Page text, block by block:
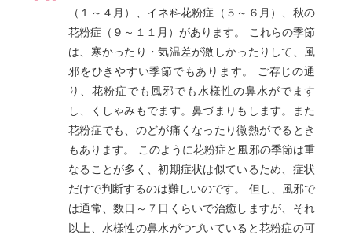
（１～４月）、イネ科花粉症（５～６月）、秋の
花粉症（９～１１月）があります。 これらの季節
は、寒かったり・気温差が激しかったりして、風
邪をひきやすい季節でもあります。 ご存じの通
り、花粉症でも風邪でも水様性の鼻水がでます
し、くしゃみもでます。鼻づまりもします。また
花粉症でも、のどが痛くなったり微熱がでるとき
もあります。 このように花粉症と風邪の季節は重
なることが多く、初期症状は似ているため、症状
だけで判断するのは難しいのです。 但し、風邪で
は通常、数日～７日くらいで治癒しますが、それ
以上、水様性の鼻水がつづいていると花粉症の可